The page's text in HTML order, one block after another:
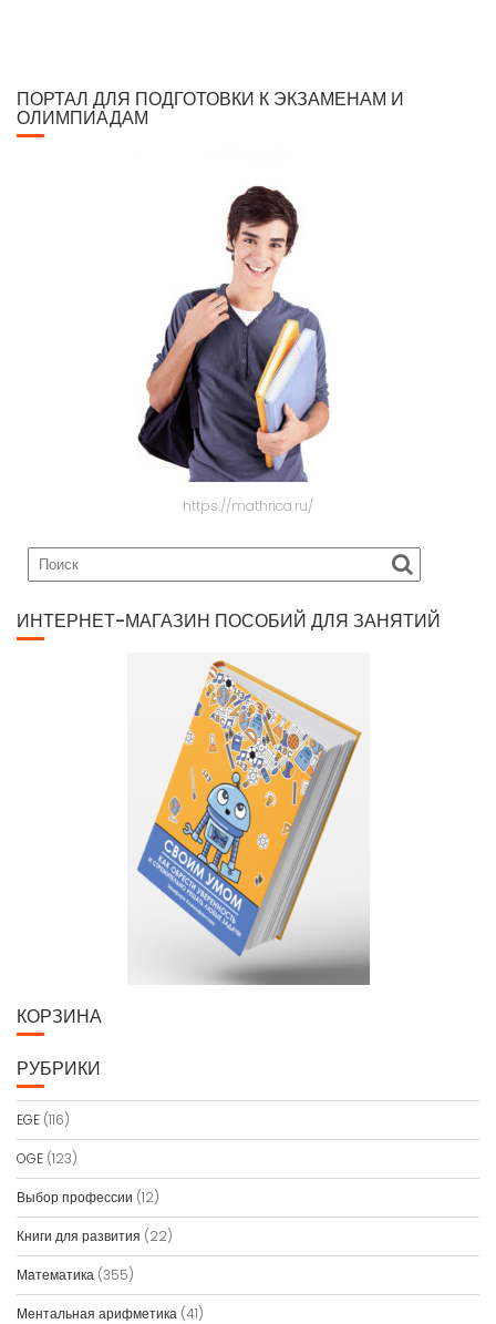
ПОРТАЛ ДЛЯ ПОДГОТОВКИ К ЭКЗАМЕНАМ И
ОЛИМПИАДАМ
https://mathrica.ru/
ИНТЕРНЕТ-МАГАЗИН ПОСОБИЙ ДЛЯ ЗАНЯТИЙ
КОРЗИНА
РУБРИКИ
EGE (116)
OGE (123)
Выбор профессии (12)
Книги для развития (22)
Математика (355)
Ментальная арифметика (41)